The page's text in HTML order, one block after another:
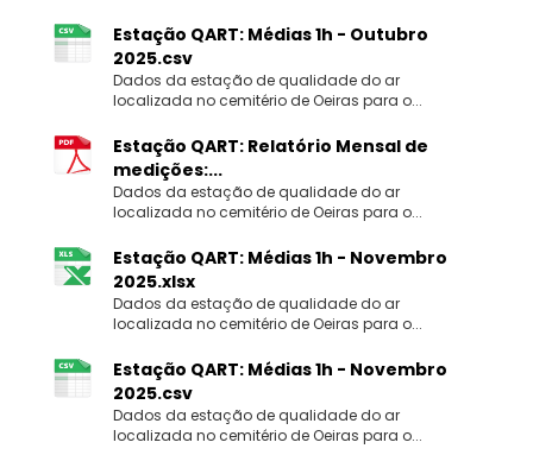
Estação QART: Médias 1h - Outubro
2025.csv
Dados da estação de qualidade do ar
localizada no cemitério de Oeiras para o...
Estação QART: Relatório Mensal de
medições:...
Dados da estação de qualidade do ar
localizada no cemitério de Oeiras para o...
Estação QART: Médias 1h - Novembro
2025.xlsx
Dados da estação de qualidade do ar
localizada no cemitério de Oeiras para o...
Estação QART: Médias 1h - Novembro
2025.csv
Dados da estação de qualidade do ar
localizada no cemitério de Oeiras para o...